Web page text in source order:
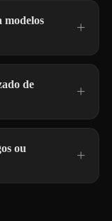
modelos
de
ou